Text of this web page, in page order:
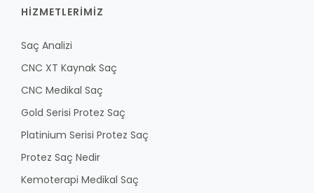
HİZMETLERİMİZ
Saç Analizi
CNC XT Kaynak Saç
CNC Medikal Saç
Gold Serisi Protez Saç
Platinium Serisi Protez Saç
Protez Saç Nedir
Kemoterapi Medikal Saç